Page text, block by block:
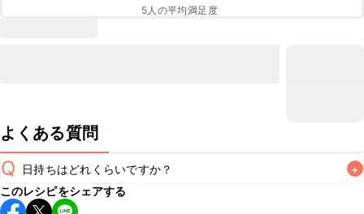
5人の平均満足度
よくある質問
Q 日持ちはどれくらいですか？ +
保存期間は常温で2~3日が目安です。なるべくお早めにお召
このレシピをシェアする